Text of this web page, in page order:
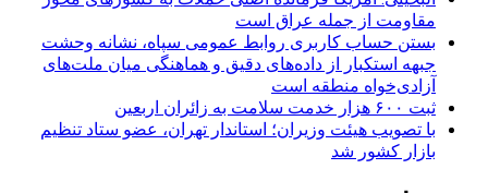
مقاومت از جمله عراق است
بستن حساب کاربری روابط عمومی سپاه، نشانه‌ وحشت
جبهه استکبار از داده‌های دقیق و هماهنگی میان ملت‌های
آزادی‌خواه منطقه است
ثبت ۶۰۰ هزار خدمت سلامت به زائران اربعین
با تصویب هیئت وزیران؛ استاندار تهران، عضو ستاد تنظیم
بازار کشور شد